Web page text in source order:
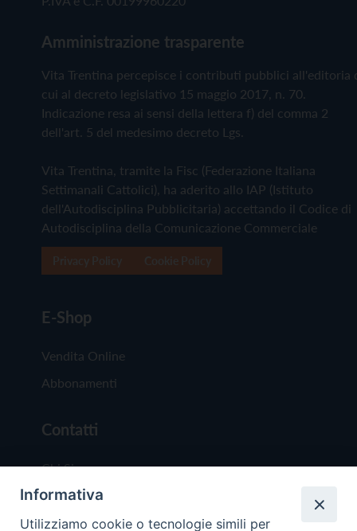
Amministrazione trasparente
Vita Trentina percepisce i contributi pubblici all'editoria
cui al decreto legislativo 15 maggio 2017, n. 70.
Indicazione resa ai sensi della lettera f) del comma 2
dell'art. 5 del medesimo decreto Lgs.
Vita Trentina, tramite la Fisc (Federazione Italiana
Settimanali Cattolici), ha aderito allo IAP (Istituto
dell'Autodisciplina Pubblicitaria) accettando il Codice di
Autodisciplina della Comunicazione Commerciale
E-Shop
Vendita Online
Abbonamenti
Contatti
Chi Siamo
Redazione
Scrivici
Informativa
Utilizziamo cookie o tecnologie simili per